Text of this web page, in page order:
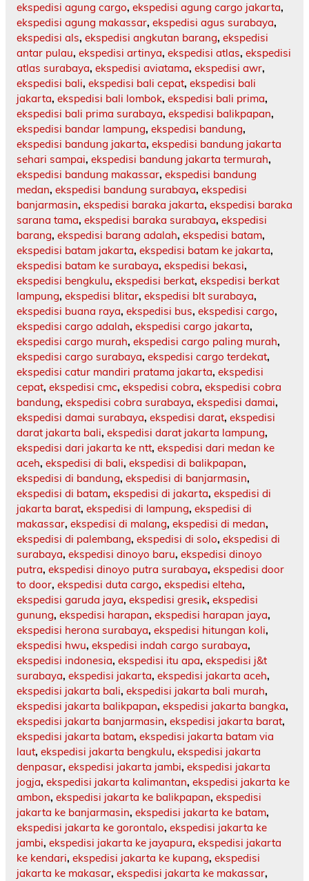
ekspedisi agung cargo, ekspedisi agung cargo jakarta,
ekspedisi agung makassar, ekspedisi agus surabaya,
ekspedisi als, ekspedisi angkutan barang, ekspedisi
antar pulau, ekspedisi artinya, ekspedisi atlas, ekspedisi
atlas surabaya, ekspedisi aviatama, ekspedisi awr,
ekspedisi bali, ekspedisi bali cepat, ekspedisi bali
jakarta, ekspedisi bali lombok, ekspedisi bali prima,
ekspedisi bali prima surabaya, ekspedisi balikpapan,
ekspedisi bandar lampung, ekspedisi bandung,
ekspedisi bandung jakarta, ekspedisi bandung jakarta
sehari sampai, ekspedisi bandung jakarta termurah,
ekspedisi bandung makassar, ekspedisi bandung
medan, ekspedisi bandung surabaya, ekspedisi
banjarmasin, ekspedisi baraka jakarta, ekspedisi baraka
sarana tama, ekspedisi baraka surabaya, ekspedisi
barang, ekspedisi barang adalah, ekspedisi batam,
ekspedisi batam jakarta, ekspedisi batam ke jakarta,
ekspedisi batam ke surabaya, ekspedisi bekasi,
ekspedisi bengkulu, ekspedisi berkat, ekspedisi berkat
lampung, ekspedisi blitar, ekspedisi blt surabaya,
ekspedisi buana raya, ekspedisi bus, ekspedisi cargo,
ekspedisi cargo adalah, ekspedisi cargo jakarta,
ekspedisi cargo murah, ekspedisi cargo paling murah,
ekspedisi cargo surabaya, ekspedisi cargo terdekat,
ekspedisi catur mandiri pratama jakarta, ekspedisi
cepat, ekspedisi cmc, ekspedisi cobra, ekspedisi cobra
bandung, ekspedisi cobra surabaya, ekspedisi damai,
ekspedisi damai surabaya, ekspedisi darat, ekspedisi
darat jakarta bali, ekspedisi darat jakarta lampung,
ekspedisi dari jakarta ke ntt, ekspedisi dari medan ke
aceh, ekspedisi di bali, ekspedisi di balikpapan,
ekspedisi di bandung, ekspedisi di banjarmasin,
ekspedisi di batam, ekspedisi di jakarta, ekspedisi di
jakarta barat, ekspedisi di lampung, ekspedisi di
makassar, ekspedisi di malang, ekspedisi di medan,
ekspedisi di palembang, ekspedisi di solo, ekspedisi di
surabaya, ekspedisi dinoyo baru, ekspedisi dinoyo
putra, ekspedisi dinoyo putra surabaya, ekspedisi door
to door, ekspedisi duta cargo, ekspedisi elteha,
ekspedisi garuda jaya, ekspedisi gresik, ekspedisi
gunung, ekspedisi harapan, ekspedisi harapan jaya,
ekspedisi herona surabaya, ekspedisi hitungan koli,
ekspedisi hwu, ekspedisi indah cargo surabaya,
ekspedisi indonesia, ekspedisi itu apa, ekspedisi j&t
surabaya, ekspedisi jakarta, ekspedisi jakarta aceh,
ekspedisi jakarta bali, ekspedisi jakarta bali murah,
ekspedisi jakarta balikpapan, ekspedisi jakarta bangka,
ekspedisi jakarta banjarmasin, ekspedisi jakarta barat,
ekspedisi jakarta batam, ekspedisi jakarta batam via
laut, ekspedisi jakarta bengkulu, ekspedisi jakarta
denpasar, ekspedisi jakarta jambi, ekspedisi jakarta
jogja, ekspedisi jakarta kalimantan, ekspedisi jakarta ke
ambon, ekspedisi jakarta ke balikpapan, ekspedisi
jakarta ke banjarmasin, ekspedisi jakarta ke batam,
ekspedisi jakarta ke gorontalo, ekspedisi jakarta ke
jambi, ekspedisi jakarta ke jayapura, ekspedisi jakarta
ke kendari, ekspedisi jakarta ke kupang, ekspedisi
jakarta ke makasar, ekspedisi jakarta ke makassar,